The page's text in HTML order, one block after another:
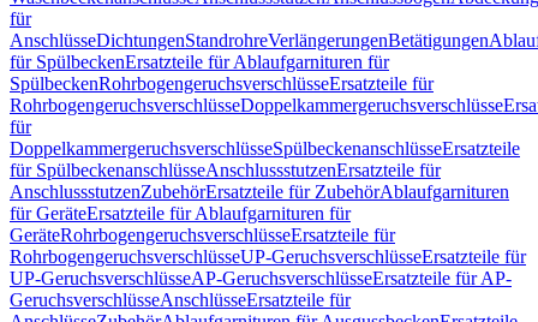
für
AnschlüsseDichtungenStandrohreVerlängerungenBetätigungen
für SpülbeckenErsatzteile für Ablaufgarnituren für
SpülbeckenRohrbogengeruchsverschlüsseErsatzteile für
RohrbogengeruchsverschlüsseDoppelkammergeruchsverschlüsse
für
DoppelkammergeruchsverschlüsseSpülbeckenanschlüsseErsatzteile
für SpülbeckenanschlüsseAnschlussstutzenErsatzteile für
AnschlussstutzenZubehörErsatzteile für ZubehörAblaufgarnituren
für GeräteErsatzteile für Ablaufgarnituren für
GeräteRohrbogengeruchsverschlüsseErsatzteile für
RohrbogengeruchsverschlüsseUP-GeruchsverschlüsseErsatzteile für
UP-GeruchsverschlüsseAP-GeruchsverschlüsseErsatzteile für AP-
GeruchsverschlüsseAnschlüsseErsatzteile für